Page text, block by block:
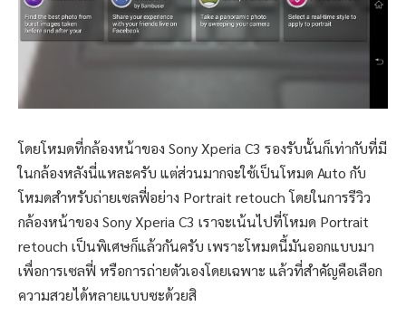
โดยโหมดที่กล้องหน้าของ Sony Xperia C3 รองรับนั้นก็เท่ากับที่มี
ในกล้องหลังนี่แหละครับ แต่ส่วนมากจะใช้เป็นโหมด Auto กับ
โหมดสำหรับถ่ายเซลฟี่อย่าง Portrait retouch โดยในการรีวิว
กล้องหน้าของ Sony Xperia C3 เราจะเน้นไปที่โหมด Portrait
retouch เป็นพิเศษก็แล้วกันครับ เพราะโหมดนี้มันออกแบบมา
เพื่อการเซลฟี่ หรือการถ่ายตัวเองโดยเฉพาะ แล้วที่สำคัญคือเลือก
ความสวยได้หลายแบบซะด้วยสิ